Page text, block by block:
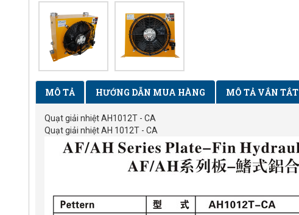
MÔ TẢ HƯỚNG DẪN MUA HÀNG MÔ TẢ VẮN TẮT
Quạt giải nhiệt AH1012T - CA
Quạt giải nhiệt AH 1012T - CA